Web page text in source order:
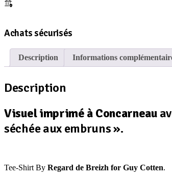
Achats sécurisés
Description Informations
Description
Visuel imprimé à Concarneau
séchée aux embruns ».
Tee-Shirt By Regard de Breizh for Guy Cotten.